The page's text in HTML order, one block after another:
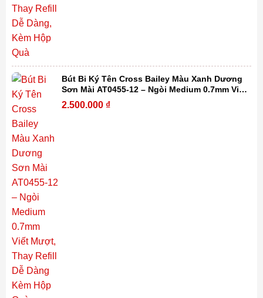
Bút Bi Ký Tên Cross Bailey Màu Xanh Dương
Sơn Mài AT0455-12 – Ngòi Medium 0.7mm Viết
Mượt, Thay Refill Dễ Dàng Kèm Hộp Quà
2.500.000 ₫